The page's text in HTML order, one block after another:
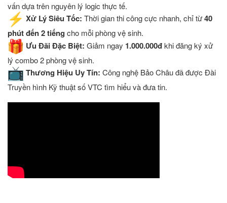
vấn dựa trên nguyên lý logic thực tế.
Xử Lý Siêu Tốc: Thời gian thi công cực nhanh, chỉ từ40
phút đến 2 tiếng cho mỗi phòng vệ sinh.
Ưu Đãi Đặc Biệt: Giảm ngay 1.000.000đkhi đăng ký xử
lý combo 2 phòng vệ sinh.
Thương Hiệu Uy Tín: Công nghệ Bảo Châu đã được Đài
Truyền hình Kỹ thuật số VTC tìm hiểu và đưa tin.